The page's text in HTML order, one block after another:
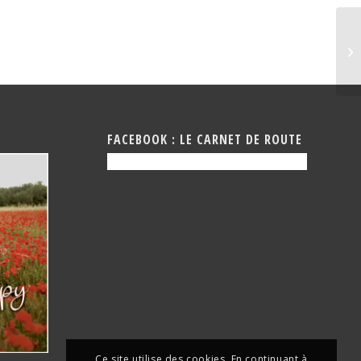
FACEBOOK : LE CARNET DE ROUTE